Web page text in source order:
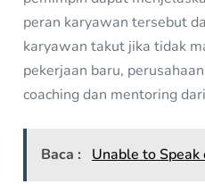
peran karyawan tersebut
karyawan takut jika tidak
pekerjaan baru,
coaching dan mentoring
Baca : Unable to